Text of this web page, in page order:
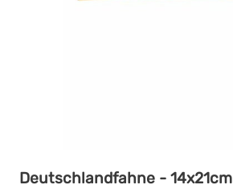
Deutschlandfahne - 14x21cm